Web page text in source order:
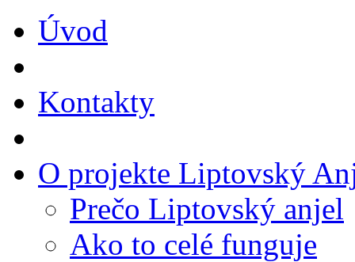
Úvod
Kontakty
O projekte Liptovský
Prečo Liptovský anjel
Ako to celé funguje